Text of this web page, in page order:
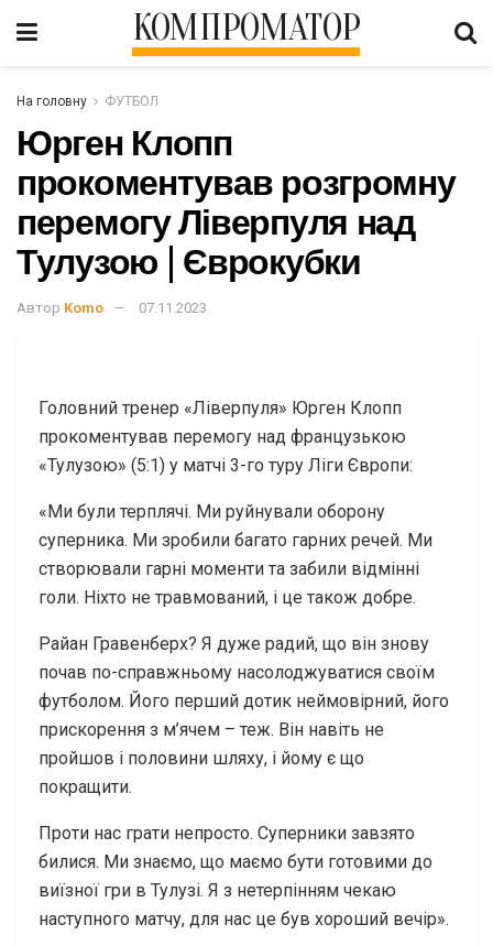
КОМПРОМАТОР
На головну ФУТБОЛ
Юрген Клопп
прокоментував розгромну
перемогу Ліверпуля над
Тулузою | Єврокубки
Автор Komo 07.11.2023
Головний тренер «Ліверпуля» Юрген Клопп
прокоментував перемогу над французькою
«Тулузою» (5:1) у матчі 3-го туру Ліги Європи:
«Ми були терплячі. Ми руйнували оборону
суперника. Ми зробили багато гарних речей. Ми
створювали гарні моменти та забили відмінні
голи. Ніхто не травмований, і це також добре.
Райан Гравенберх? Я дуже радий, що він знову
почав по-справжньому насолоджуватися своїм
футболом. Його перший дотик неймовірний, його
прискорення з м’ячем – теж. Він навіть не
пройшов і половини шляху, і йому є що
покращити.
Проти нас грати непросто. Суперники завзято
билися. Ми знаємо, що маємо бути готовими до
виїзної гри в Тулузі. Я з нетерпінням чекаю
наступного матчу, для нас це був хороший вечір».